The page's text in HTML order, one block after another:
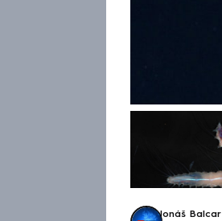
Jonáš Balcar